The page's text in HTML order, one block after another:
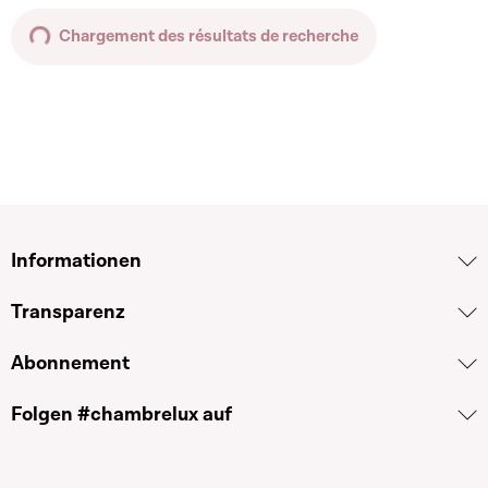
Chargement des résultats de recherche
Informationen
Transparenz
Abonnement
Folgen #chambrelux auf